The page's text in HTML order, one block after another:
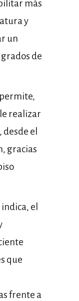
más
y
un
de
realizar
el
gracias
el
que
frente a